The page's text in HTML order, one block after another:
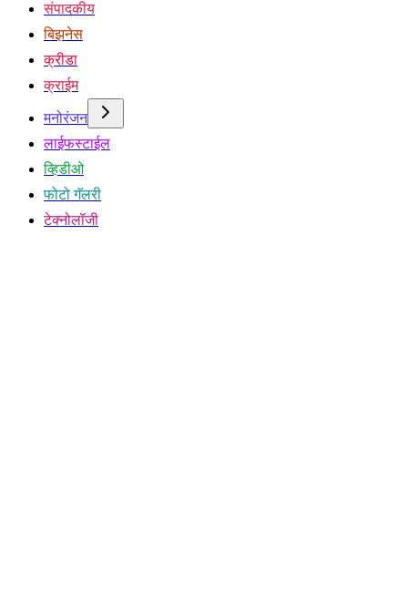
संपादकीय
बिझनेस
क्रीडा
क्राईम
मनोरंजन
लाईफस्टाईल
व्हिडीओ
फोटो गॅलरी
टेक्नोलॉजी